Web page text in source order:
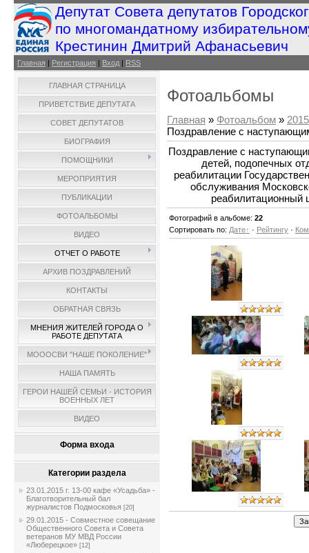
Депутат Совета депутатов
по многомандатному
Крестинин Дмитрий Афанасьевич
Главная | Регистрация | Вход | RSS
ГЛАВНАЯ СТРАНИЦА
ПРИВЕТСТВИЕ ДЕПУТАТА
СОВЕТ ДЕПУТАТОВ
БИОГРАФИЯ
ПОМОЩНИКИ
МЕРОПРИЯТИЯ
ПУБЛИКАЦИИ
ФОТОАЛЬБОМЫ
ВИДЕО
ОТЧЕТ О РАБОТЕ
АРХИВ ПОЗДРАВЛЕНИЙ
КОНТАКТЫ
ОБРАТНАЯ СВЯЗЬ
МНЕНИЯ ЖИТЕЛЕЙ ГОРОДА О
РАБОТЕ ДЕПУТАТА
МОООСВИ "НАШЕ ПОКОЛЕНИЕ"
НАША ПАМЯТЬ
ГЕРОИ НАШЕЙ СЕМЬИ - ИСТОРИЯ
ВОЕННЫХ ЛЕТ
ВИДЕО
Форма входа
Категории раздела
23.01.2015 г. 13-00 кафе «Усадьба» -
Благотворительный бал
журналистов Подмосковья [20]
29.01.2015 - Совместное совещание
Общественного Совета и Совета
ветеранов МУ МВД России
«Люберецкое» [12]
Фотоальбомы
Главная » Фотоальбом » 2015
Поздравление с
Поздравление с
детей, подопечных
реабилитации
обслуживания
реабилитационный
Фотографий в альбоме: 22
Сортировать по: Дате · Рейтингу ·